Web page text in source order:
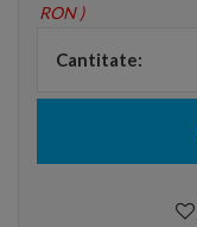
RON )
Cantitate: